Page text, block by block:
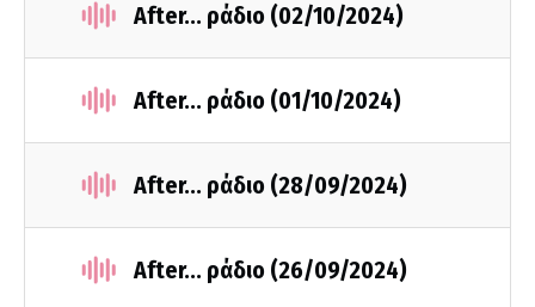
After... ράδιο (02/10/2024)
After... ράδιο (01/10/2024)
After... ράδιο (28/09/2024)
After... ράδιο (26/09/2024)